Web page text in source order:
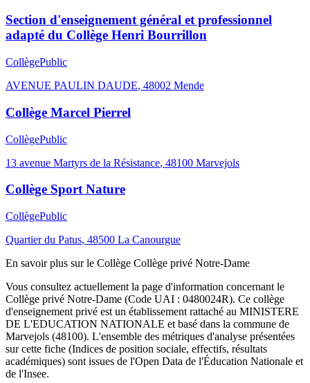
Section d'enseignement général et professionnel
adapté du Collège Henri Bourrillon
CollègePublic
AVENUE PAULIN DAUDE, 48002 Mende
Collège Marcel Pierrel
CollègePublic
13 avenue Martyrs de la Résistance, 48100 Marvejols
Collège Sport Nature
CollègePublic
Quartier du Patus, 48500 La Canourgue
En savoir plus sur le Collège Collège privé Notre-Dame
Vous consultez actuellement la page d'information concernant le
Collège privé Notre-Dame (Code UAI : 0480024R). Ce collège
d'enseignement privé est un établissement rattaché au MINISTERE
DE L'EDUCATION NATIONALE et basé dans la commune de
Marvejols (48100). L'ensemble des métriques d'analyse présentées
sur cette fiche (Indices de position sociale, effectifs, résultats
académiques) sont issues de l'Open Data de l'Éducation Nationale et
de l'Insee.